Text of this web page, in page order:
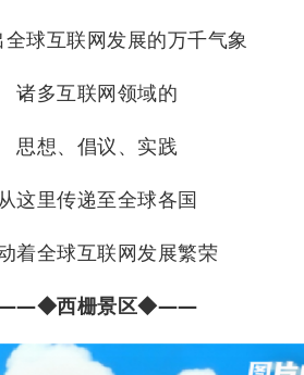
全球互联网发展的万千气象
诸多互联网领域的
思想、倡议、实践
这里传递至全球各国
着全球互联网发展繁荣
西栅景区◆——